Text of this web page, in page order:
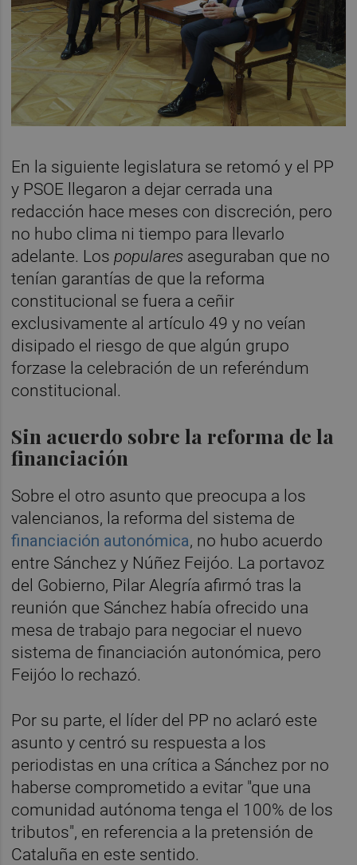
En la siguiente legislatura se retomó y el PP
y PSOE llegaron a dejar cerrada una
redacción hace meses con discreción, pero
no hubo clima ni tiempo para llevarlo
adelante. Lospopulares aseguraban que no
tenían garantías de que la reforma
constitucional se fuera a ceñir
exclusivamente al artículo 49 y no veían
disipado el riesgo de que algún grupo
forzase la celebración de un referéndum
constitucional.
Sin acuerdo sobre la reforma de la
financiación
Sobre el otro asunto que preocupa a los
valencianos, la reforma del sistema de
financiación autonómica, no hubo acuerdo
entre Sánchez y Núñez Feijóo. La portavoz
del Gobierno, Pilar Alegría afirmó tras la
reunión que Sánchez había ofrecido una
mesa de trabajo para negociar el nuevo
sistema de financiación autonómica, pero
Feijóo lo rechazó.
Por su parte, el líder del PP no aclaró este
asunto y centró su respuesta a los
periodistas en una crítica a Sánchez por no
haberse comprometido a evitar "que una
comunidad autónoma tenga el 100% de los
tributos", en referencia a la pretensión de
Cataluña en este sentido.